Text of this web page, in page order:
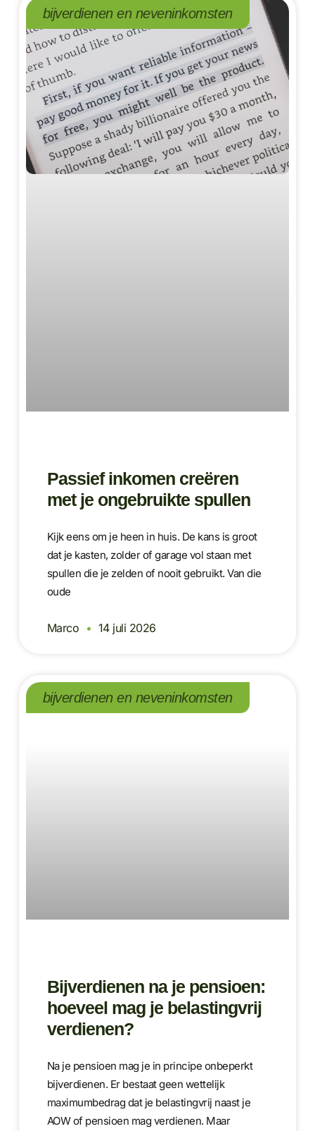
bijverdienen en neveninkomsten
Passief inkomen creëren
met je ongebruikte spullen
Kijk eens om je heen in huis. De kans is groot
dat je kasten, zolder of garage vol staan met
spullen die je zelden of nooit gebruikt. Van die
oude
Marco 14 juli 2026
bijverdienen en neveninkomsten
Bijverdienen na je pensioen:
hoeveel mag je belastingvrij
verdienen?
Na je pensioen mag je in principe onbeperkt
bijverdienen. Er bestaat geen wettelijk
maximumbedrag dat je belastingvrij naast je
AOW of pensioen mag verdienen. Maar